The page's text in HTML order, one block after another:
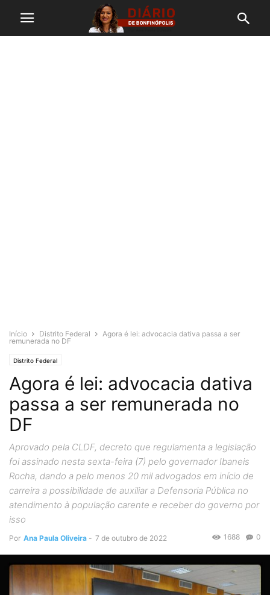
Início Distrito Federal
Agora é lei: advocacia dativa passa a ser
remunerada no DF
Distrito Federal
Agora é lei: advocacia dativa
passa a ser remunerada no
DF
Aprovado pela CLDF, decreto que regulamenta a legislação
foi assinado nesta sexta-feira (7) pelo governador Ibaneis
Rocha, dando a pelo menos 20 mil advogados em início de
carreira a possibilidade de auxiliar a Defensoria Pública no
atendimento à população carente e receber do governo por
isso
Por Ana Paula Oliveira - 7 de outubro de 2022 0
1688